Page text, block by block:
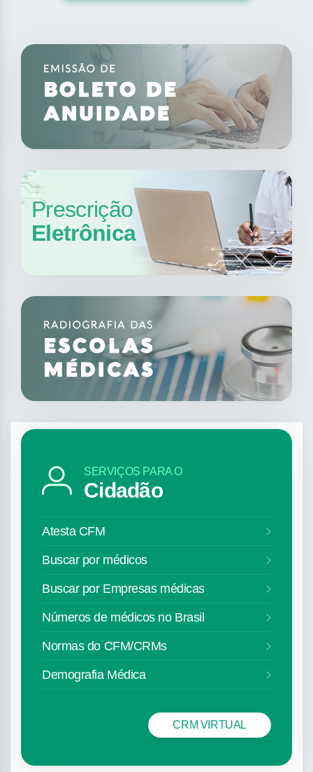
Prescrição
Eletrônica
SERVIÇOS PARA O
Cidadão
Atesta CFM
Buscar por médicos
Buscar por Empresas médicas
Números de médicos no Brasil
Normas do CFM/CRMs
Demografia Médica
CRM VIRTUAL